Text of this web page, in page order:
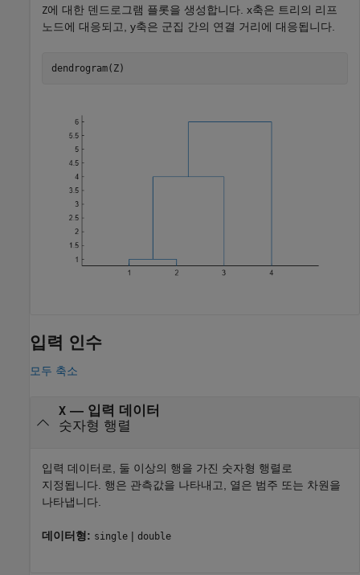
Z에 대한 덴드로그램 플롯을 생성합니다. x축은 트리의 리프
노드에 대응되고, y축은 군집 간의 연결 거리에 대응됩니다.
dendrogram(Z)
입력 인수
모두 축소
X— 입력 데이터
숫자형 행렬
입력 데이터로, 둘 이상의 행을 가진 숫자형 행렬로
지정됩니다. 행은 관측값을 나타내고, 열은 범주 또는 차원을
나타냅니다.
데이터형: single | double